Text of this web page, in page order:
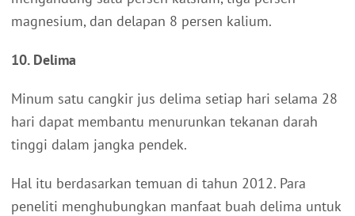
magnesium, dan delapan 8 persen kalium.
10. Delima
Minum satu cangkir jus delima setiap hari selama 28
hari dapat membantu menurunkan tekanan darah
tinggi dalam jangka pendek.
Hal itu berdasarkan temuan di tahun 2012. Para
peneliti menghubungkan manfaat buah delima untuk